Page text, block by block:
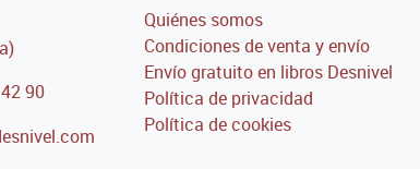
90
Quiénes somos
Condiciones de venta y envío
Envío gratuito en libros Desnivel
Política de privacidad
Política de cookies